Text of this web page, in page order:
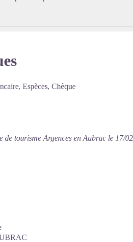
Espèces, Chèque
de tourisme Argences en Aubrac le 17/